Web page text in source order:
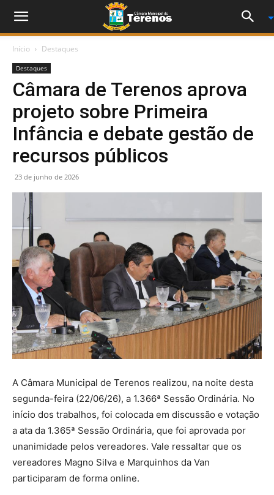
Início Destaques
Destaques
Câmara de Terenos aprova
projeto sobre Primeira
Infância e debate gestão de
recursos públicos
23 de junho de 2026
A Câmara Municipal de Terenos realizou, na noite desta
segunda-feira (22/06/26), a 1.366ª Sessão Ordinária. No
início dos trabalhos, foi colocada em discussão e votação
a ata da 1.365ª Sessão Ordinária, que foi aprovada por
unanimidade pelos vereadores. Vale ressaltar que os
vereadores Magno Silva e Marquinhos da Van
participaram de forma online.